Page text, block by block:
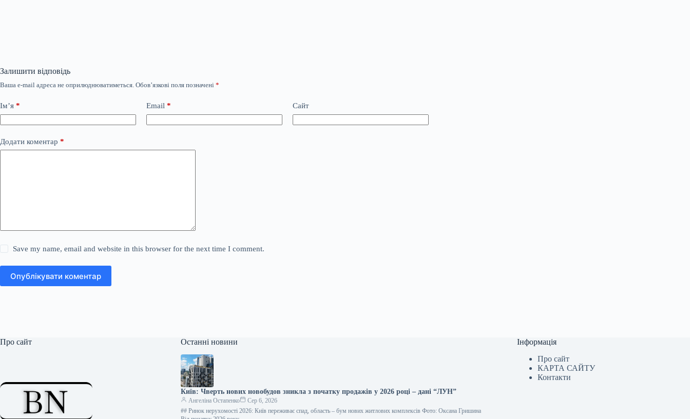
Залишити відповідь
Ваша e-mail адреса не оприлюднюватиметься. Обов’язкові поля позначені *
Ім’я * Email * Сайт
Додати коментар *
Save my name, email and website in this browser for the next time I comment.
Опублікувати коментар
Про сайт Останні новини
Київ: Чверть нових новобудов зникла з початку продажів у 2026 році – дані “ЛУН”
Ангеліна Остапенко
Сер 6, 2026
## Ринок нерухомості 2026: Київ переживає спад, область – бум нових житлових комплексів Фото: Оксана Гришина
Інформація
Про сайт
КАРТА САЙТУ
Контакти